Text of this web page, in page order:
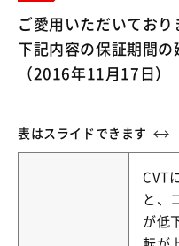
ご愛用いただいており
下記内容の保証期間の
（2016年11月17日）
CVT
と、
が低